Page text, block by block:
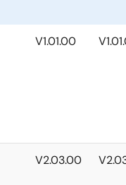
V1.01.00
V2.03.00